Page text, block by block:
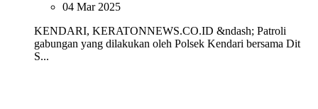
04 Mar 2025
KENDARI, KERATONNEWS.CO.ID &ndash; Patroli
gabungan yang dilakukan oleh Polsek Kendari bersama Dit
S...